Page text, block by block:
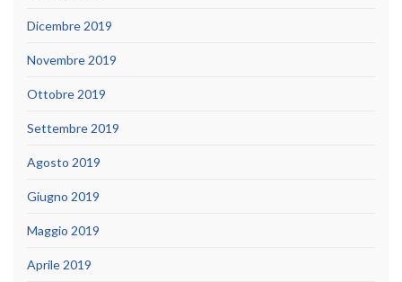
Dicembre 2019
Novembre 2019
Ottobre 2019
Settembre 2019
Agosto 2019
Giugno 2019
Maggio 2019
Aprile 2019